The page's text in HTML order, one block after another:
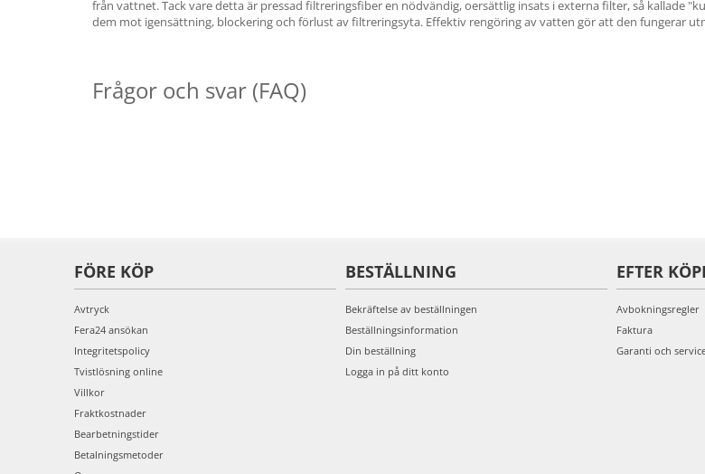
från vattnet. Tack vare detta är pressad filtreringsfiber en nödvändig, oersättlig insats i externa filter, så kallade
dem mot igensättning, blockering och förlust av filtreringsyta. Effektiv rengöring av vatten gör att den fungerar
Frågor och svar (FAQ)
FÖRE KÖP
Avtryck
Fera24 ansökan
Integritetspolicy
Tvistlösning online
Villkor
Fraktkostnader
Bearbetningstider
Betalningsmetoder
BESTÄLLNING
Bekräftelse av beställningen
Beställningsinformation
Din beställning
Logga in på ditt konto
EFTER
Avbokningsregler
Faktura
Garanti och